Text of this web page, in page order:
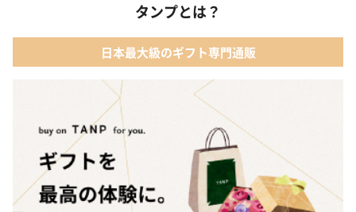
04 ベビー・キッズファッション
06 タオル
02 【名入れギフト】音いっぱい積み木｜エド・インター
03 ママズケア セレクトボックス｜モディッシュ
04 フレイバーおむつケーキ｜AIRIM baby（アイリムベビー）
05 Chouette フード付きバスタオル&ハンカチセット｜コンテッ
タンプとは？
日本最大級のギフト専門通販